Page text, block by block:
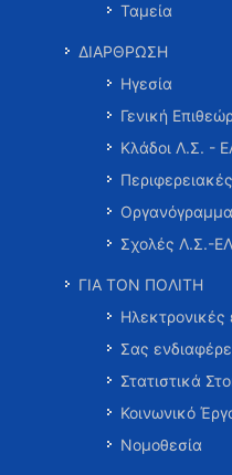
Ταμεία
ΔΙΑΡΘΡΩΣΗ
Ηγεσία
Γενική
Κλάδοι Λ.Σ. -
Σχολές Λ.Σ.-
ΓΙΑ ΤΟΝ ΠΟΛΙΤΗ
Σας
Στατιστικά
Κοινωνικό
Νομοθεσία